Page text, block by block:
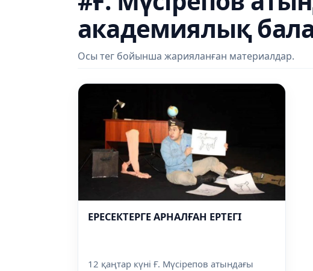
академиялық
Осы тег бойынша жарияланған материалдар.
ЕРЕСЕКТЕРГЕ АРНАЛҒАН ЕРТЕГІ
12 қаңтар күні Ғ. Мүсірепов атындағы